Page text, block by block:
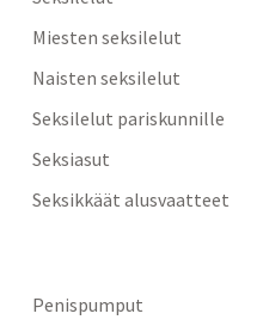
Miesten seksilelut
Naisten seksilelut
Seksilelut pariskunnille
Seksiasut
Seksikkäät alusvaatteet
Penispumput